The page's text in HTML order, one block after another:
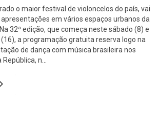
o maior festival de violoncelos do país, vai
em vários espaços urbanos da
32ª edição, que começa neste sábado (8) e
a programação gratuita reserva logo na
de dança com música brasileira nos
n...